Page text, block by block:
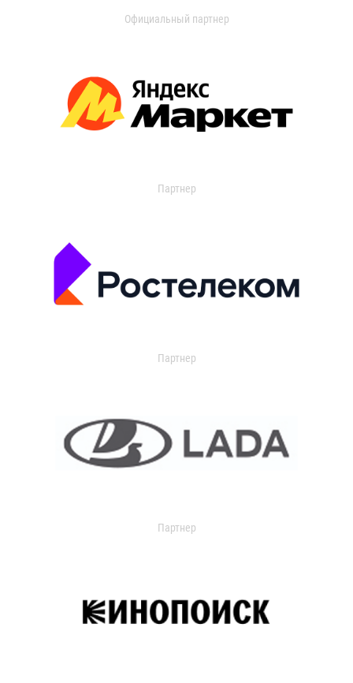
Официальный партнер
Партнер
Партнер
Партнер